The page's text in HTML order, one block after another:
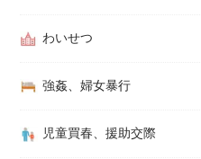
わいせつ
強姦、婦女暴行
児童買春、援助交際